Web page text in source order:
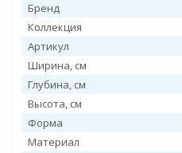
Бренд
Коллекция
Артикул
Ширина, см
Глубина, см
Высота, см
Форма
Материал